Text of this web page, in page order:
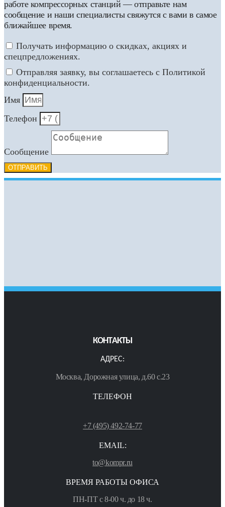
работе компрессорных станций — отправьте нам
сообщение и наши специалисты свяжутся с вами в самое
ближайшее время.
Получать информацию о скидках, акциях и
спецпредложениях.
Отправляя заявку, вы соглашаетесь с Политикой
конфиденциальности.
Имя
Телефон
Сообщение
ОТПРАВИТЬ
КОНТАКТЫ
АДРЕС:
Москва, Дорожная улица, д.60 с.23
ТЕЛЕФОН
+7 (495) 492-74-77
EMAIL:
to@kompr.ru
ВРЕМЯ РАБОТЫ ОФИСА
ПН-ПТ с 8-00 ч. до 18 ч.